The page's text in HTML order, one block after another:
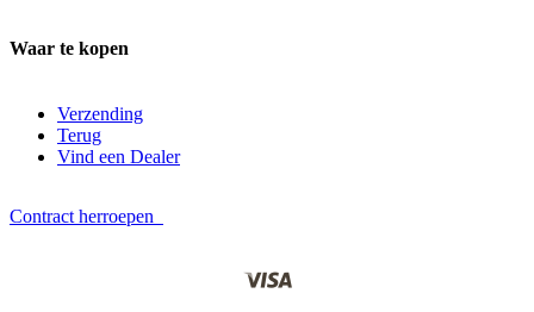
Waar te kopen
Verzending
Terug
Vind een Dealer
Contract herroepen